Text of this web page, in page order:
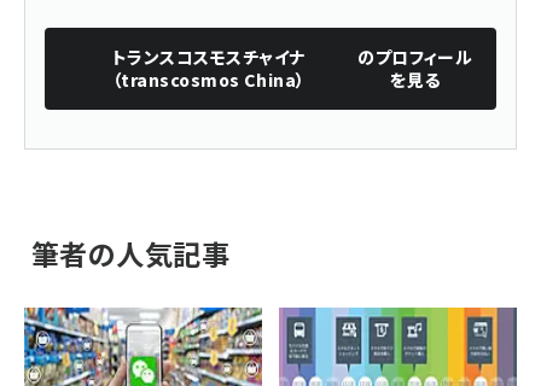
トランスコスモスチャイナ
（transcosmos China）
のプロフィール
を見る
筆者の人気記事